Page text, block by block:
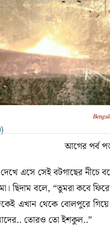
)
আগের পর্ব
এসে সেই বটগাছের নীচে
ছিদাম বলে, “তুমরা কবে ফিরে
এখান থেকে বোলপুরে
তোরও তো ইশকুল..”